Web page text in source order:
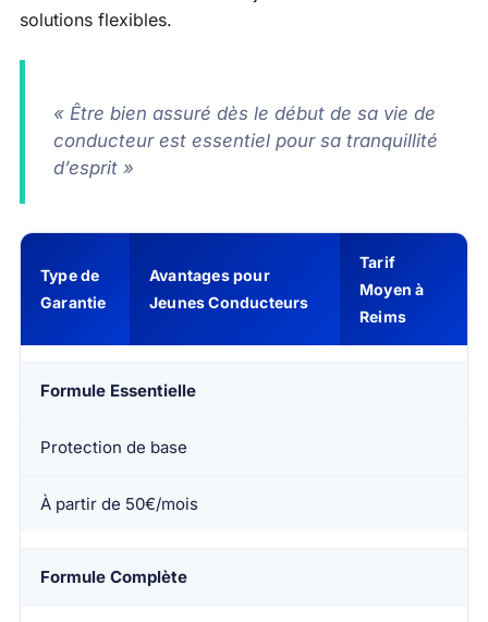
solutions flexibles.
« Être bien assuré dès le début de sa vie de
conducteur est essentiel pour sa tranquillité
d’esprit »
Type de
Garantie
Avantages pour
Jeunes Conducteurs
Tarif
Moyen à
Reims
Formule Essentielle
Protection de base
À partir de 50€/mois
Formule Complète